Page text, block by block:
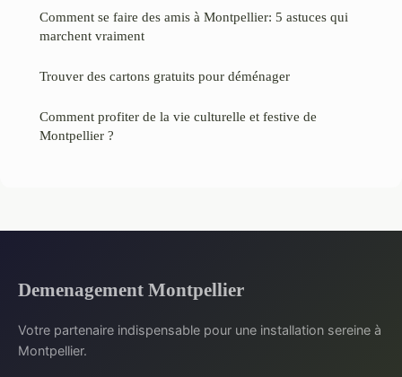
Comment se faire des amis à Montpellier: 5 astuces qui
marchent vraiment
Trouver des cartons gratuits pour déménager
Comment profiter de la vie culturelle et festive de
Montpellier ?
Demenagement Montpellier
Votre partenaire indispensable pour une installation sereine à
Montpellier.